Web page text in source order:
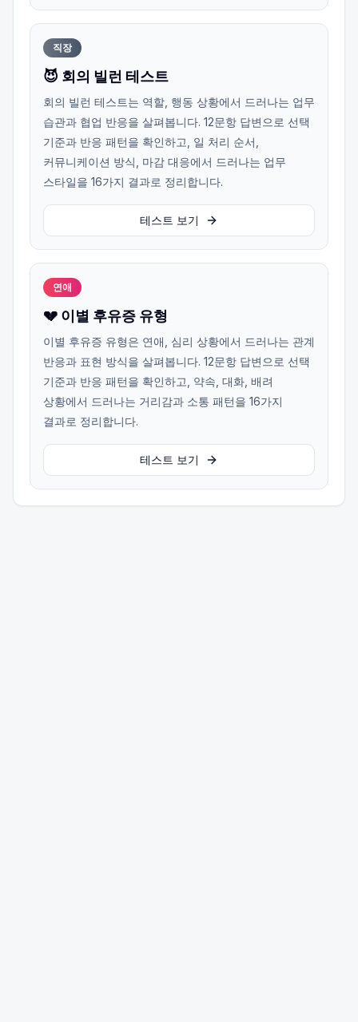
직장
😈 회의 빌런 테스트
회의 빌런 테스트는 역할, 행동 상황에서 드러나는 업무
습관과 협업 반응을 살펴봅니다. 12문항 답변으로 선택
기준과 반응 패턴을 확인하고, 일 처리 순서,
커뮤니케이션 방식, 마감 대응에서 드러나는 업무
스타일을 16가지 결과로 정리합니다.
테스트 보기
연애
💔 이별 후유증 유형
이별 후유증 유형은 연애, 심리 상황에서 드러나는 관계
반응과 표현 방식을 살펴봅니다. 12문항 답변으로 선택
기준과 반응 패턴을 확인하고, 약속, 대화, 배려
상황에서 드러나는 거리감과 소통 패턴을 16가지
결과로 정리합니다.
테스트 보기